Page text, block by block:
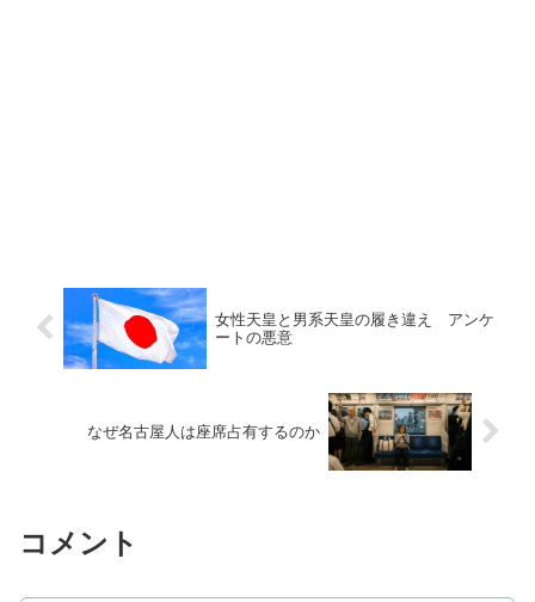
女性天皇と男系天皇の履き違え アンケ
ートの悪意
なぜ名古屋人は座席占有するのか
コメント